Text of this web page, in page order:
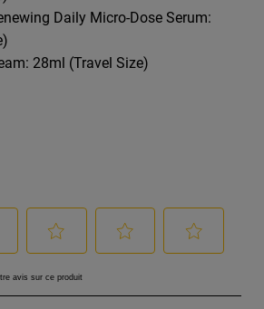
Daily Micro-Dose Serum:
28ml (Travel Size)